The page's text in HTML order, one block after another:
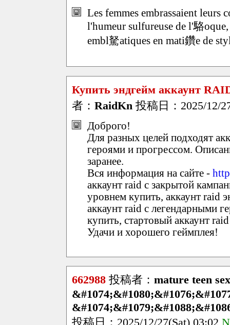
Les femmes embrassaient leurs
l'humeur sulfureuse de l'駱
embl駑atiques en mati鑽e de
Купить эндгейм аккаунт
者： RaidKn 投稿日：2025/12/
Доброго!
Для разных целей подходят
героями и прогрессом.
заранее.
Вся информация на сайте -
аккаунт raid с закрытой
уровнем купить, аккаунт raid
аккаунт raid с легендарными
купить, стартовый аккаунт
Удачи и хорошего геймплея!
662988 投稿者： mature teen
投稿日：2025/12/27(Sat) 03:02